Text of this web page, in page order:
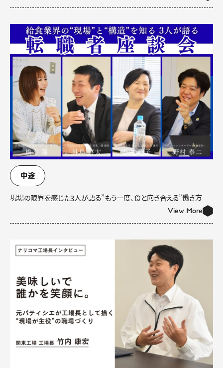
中途
現場の限界を感じた3人が語る”もう一度、食と向き合える”働き方
View More